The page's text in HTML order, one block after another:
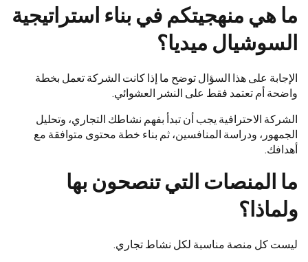
ما هي منهجيتكم في بناء استراتيجية
السوشيال ميديا؟
الإجابة على هذا السؤال توضح ما إذا كانت الشركة تعمل بخطة
واضحة أم تعتمد فقط على النشر العشوائي.
الشركة الاحترافية يجب أن تبدأ بفهم نشاطك التجاري، وتحليل
الجمهور، ودراسة المنافسين، ثم بناء خطة محتوى متوافقة مع
أهدافك.
ما المنصات التي تنصحون بها
ولماذا؟
ليست كل منصة مناسبة لكل نشاط تجاري.